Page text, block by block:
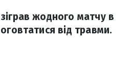
жодного матчу в
від травми.